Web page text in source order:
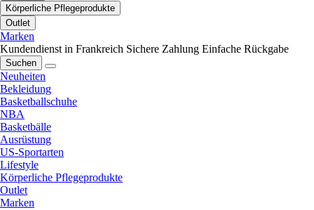
Körperliche Pflegeprodukte
Outlet
Marken
Kundendienst in Frankreich Sichere Zahlung Einfache Rückgabe
Suchen
Neuheiten
Bekleidung
Basketballschuhe
NBA
Basketbälle
Ausrüstung
US-Sportarten
Lifestyle
Körperliche Pflegeprodukte
Outlet
Marken